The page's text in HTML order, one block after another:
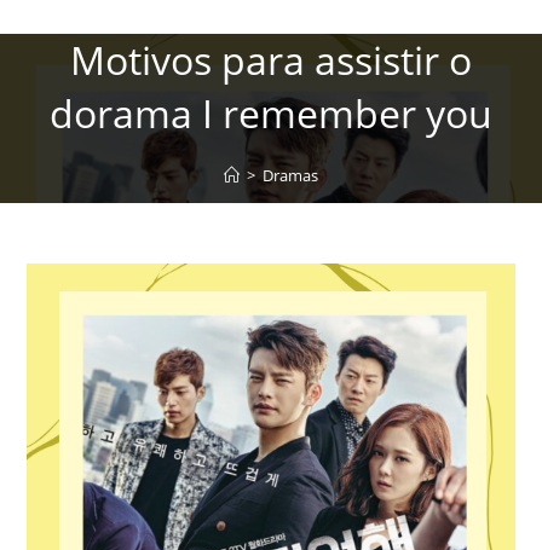
Motivos para assistir o
dorama I remember you
> Dramas